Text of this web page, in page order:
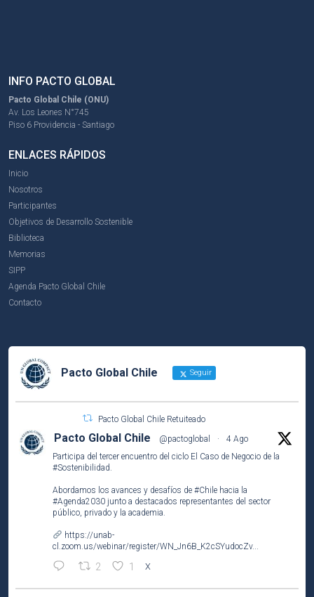
INFO PACTO GLOBAL
Pacto Global Chile (ONU)
Av. Los Leones N°745
Piso 6 Providencia - Santiago
ENLACES RÁPIDOS
Inicio
Nosotros
Participantes
Objetivos de Desarrollo Sostenible
Biblioteca
Memorias
SIPP
Agenda Pacto Global Chile
Contacto
Pacto Global Chile Seguir
Pacto Global Chile Retuiteado
Pacto Global Chile @pactoglobal ·
4 Ago
Participa del tercer encuentro del ciclo El Caso de Negocio de la
#Sostenibilidad
Abordamos los avances y desafíos de #Chile hacia la
#Agenda2030 junto a destacados representantes del sector
público, privado y la academia.
https://unab-
cl.zoom.us/webinar/register/WN_Jn6B_K2cSYudocZv...
2 1 X